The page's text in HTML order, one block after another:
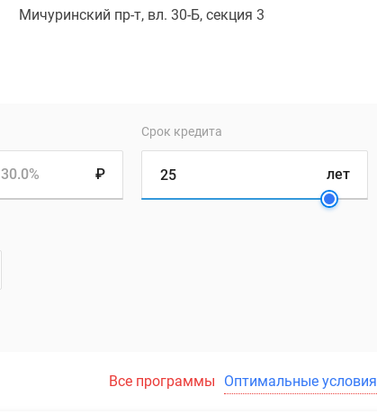
Мичуринский пр-т, вл. 30-Б, секция 3
₽
30.0%
Срок кредита
лет
Все программы Оптимальные условия